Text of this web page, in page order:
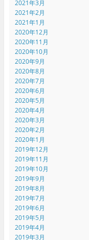
2021年3月
2021年2月
2021年1月
2020年12月
2020年11月
2020年10月
2020年9月
2020年8月
2020年7月
2020年6月
2020年5月
2020年4月
2020年3月
2020年2月
2020年1月
2019年12月
2019年11月
2019年10月
2019年9月
2019年8月
2019年7月
2019年6月
2019年5月
2019年4月
2019年3月